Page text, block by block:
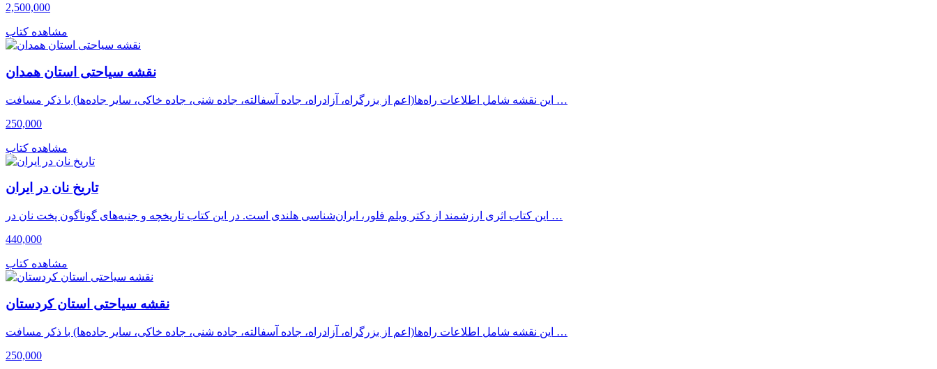
2,500,000
مشاهده کتاب
نقشه سیاحتی استان همدان
این نقشه شامل اطلاعات راه‌ها(اعم از بزرگراه، آزادراه، جاده آسفالته، جاده شنی، جاده خاکی، سایر جاده‌ها) با ذکر مسافت …
250,000
مشاهده کتاب
تاریخ نان در ایران
این کتاب اثری ارزشمند از دکتر ویلم فلور، ایران‌شناسی هلندی است. در این کتاب تاریخچه و جنبه‌های گوناگون پخت نان در …
440,000
مشاهده کتاب
نقشه سیاحتی استان کردستان
این نقشه شامل اطلاعات راه‌ها(اعم از بزرگراه، آزادراه، جاده آسفالته، جاده شنی، جاده خاکی، سایر جاده‌ها) با ذکر مسافت …
250,000